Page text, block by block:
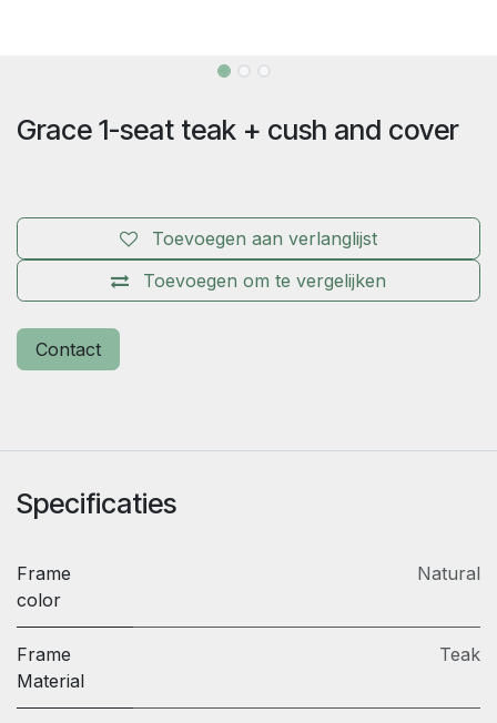
Grace 1-seat teak + cush and cover
Toevoegen om te vergelijken
Toevoegen aan verlanglijst
Contact
Specificaties
Frame
color
Natural
Frame
Material
Teak